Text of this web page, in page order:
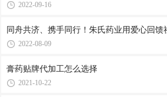
2022-09-16
同舟共济、携手同行！朱氏药业用爱心回馈
2022-08-09
膏药贴牌代加工怎么选择
2021-10-22